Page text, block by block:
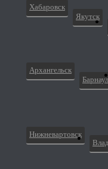
Хабаровск
Якутск
Архангельск
Барнаул
Нижневартовск